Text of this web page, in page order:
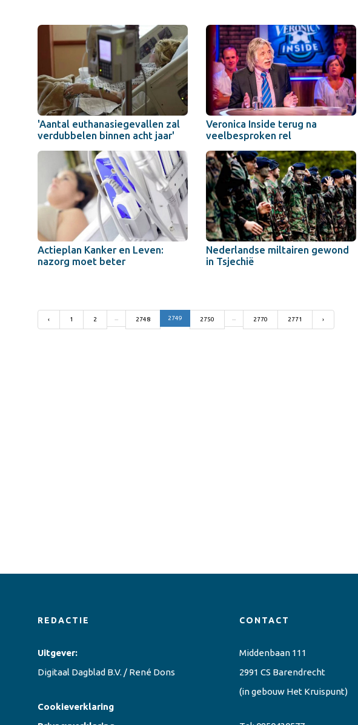
'Aantal euthanasiegevallen zal
verdubbelen binnen acht jaar'
Veronica Inside terug na
veelbesproken rel
Actieplan Kanker en Leven:
nazorg moet beter
Nederlandse miltairen gewond
in Tsjechië
‹ 1 2 2748 2749 2750 2770 2771 ›
REDACTIE
Uitgever:
Digitaal Dagblad B.V. / René Dons
Cookieverklaring
CONTACT
Middenbaan 111
2991 CS Barendrecht
(in gebouw Het Kruispunt)